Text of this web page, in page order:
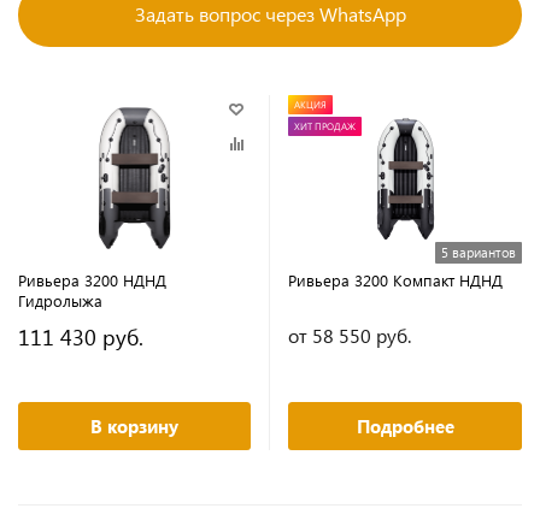
Задать вопрос через WhatsApp
Ривьера 3200 НДНД
Гидролыжа
111 430 руб.
В корзину
АКЦИЯ
ХИТ ПРОДАЖ
5 вариантов
Ривьера 3200 Компакт НДНД
от 58 550 руб.
Подробнее